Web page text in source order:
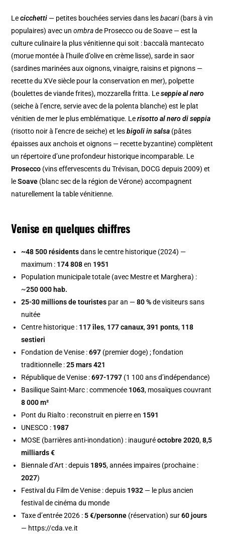
Lecicchetti — petites bouchées servies dans lesbacari(bars à vin
populaires) avec unombrade Prosecco ou de Soave — est la
culture culinaire la plus vénitienne qui soit : baccalà mantecato
(morue montée à l’huile d’olive en crème lisse), sarde in saor
(sardines marinées aux oignons, vinaigre, raisins et pignons —
recette du XVe siècle pour la conservation en mer), polpette
(boulettes de viande frites), mozzarella fritta. Leseppie al nero
(seiche à l’encre, servie avec de la polenta blanche) est le plat
vénitien de mer le plus emblématique. Lerisotto al nero di seppia
(risotto noir à l’encre de seiche) et lesbigoli in salsa (pâtes
épaisses aux anchois et oignons — recette byzantine) complètent
un répertoire d’une profondeur historique incomparable. Le
Prosecco (vins effervescents du Trévisan, DOCG depuis 2009) et
leSoave (blanc sec de la région de Vérone) accompagnent
naturellement la table vénitienne.
Venise en quelques chiffres
~48 500 résidentsdans le centre historique (2024) —
maximum : 174 808en 1951
Population municipale totale (avec Mestre et Marghera) :
~250 000 hab.
25-30 millions de touristes par an —80 %de visiteurs sans
nuitée
Centre historique : 117 îles, 177 canaux,391 ponts, 118
sestieri
Fondation de Venise :697 (premier doge) ; fondation
traditionnelle :25 mars 421
République de Venise :697-1797 (1 100 ans d’indépendance)
Basilique Saint-Marc : commencée 1063, mosaïques couvrant
8 000 m²
Pont du Rialto : reconstruit en pierre en 1591
UNESCO : 1987
MOSE (barrières anti-inondation) : inauguréoctobre 2020,8,5
milliards €
Biennale d’Art : depuis 1895, années impaires (prochaine :
2027)
Festival du Film de Venise : depuis 1932 — le plus ancien
festival de cinéma du monde
Taxe d’entrée 2026 : 5 €/personne (réservation) sur60 jours
— https://cda.ve.it